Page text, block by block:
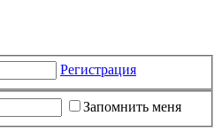
Регистрация
Запомнить меня